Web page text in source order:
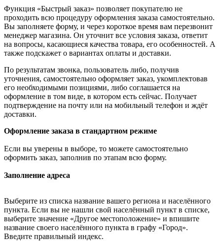
Функция «Быстрый заказ» позволяет покупателю не
проходить всю процедуру оформления заказа самостоятельно.
Вы заполняете форму, и через короткое время вам перезвонит
менеджер магазина. Он уточнит все условия заказа, ответит
на вопросы, касающиеся качества товара, его особенностей. А
также подскажет о вариантах оплаты и доставки.
По результатам звонка, пользователь либо, получив
уточнения, самостоятельно оформляет заказ, укомплектовав
его необходимыми позициями, либо соглашается на
оформление в том виде, в котором есть сейчас. Получает
подтверждение на почту или на мобильный телефон и ждёт
доставки.
Оформление заказа в стандартном режиме
Если вы уверены в выборе, то можете самостоятельно
оформить заказ, заполнив по этапам всю форму.
Заполнение адреса
Выберите из списка название вашего региона и населённого
пункта. Если вы не нашли свой населённый пункт в списке,
выберите значение «Другое местоположение» и впишите
название своего населённого пункта в графу «Город».
Введите правильный индекс.